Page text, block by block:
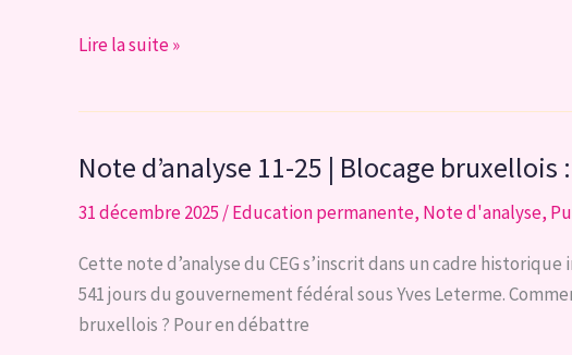
en
inaccessible
?
Note
|
réflexions
critiques
sur
la
Lire la suite »
Note d’analyse 11-25 | Blocage
31 décembre 2025/Education permanente, Note d'analyse,
Cette note d’analyse du CEG s’inscrit dans un cadre
541 jours du gouvernement fédéral sous Yves Leterme.
bruxellois ? Pour en débattre